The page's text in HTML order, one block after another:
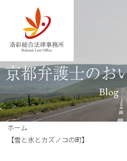
京都弁護士のお
Blog
ホーム
【雪と氷とカズノコの町】